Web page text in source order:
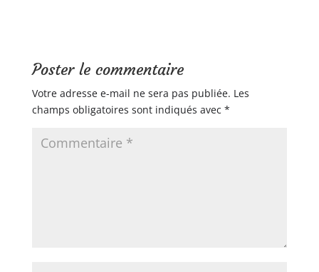
Poster le commentaire
Votre adresse e-mail ne sera pas publiée. Les
champs obligatoires sont indiqués avec *